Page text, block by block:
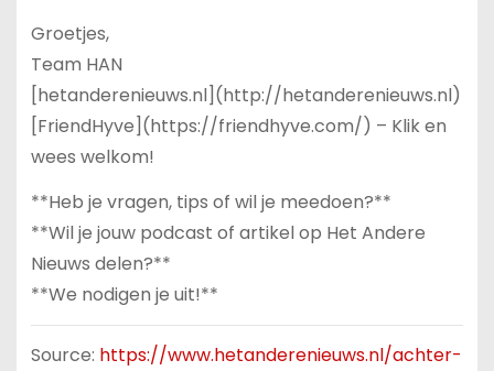
Groetjes,
Team HAN
[hetanderenieuws.nl](http://hetanderenieuws.nl)
[FriendHyve](https://friendhyve.com/) – Klik en
wees welkom!
**Heb je vragen, tips of wil je meedoen?**
**Wil je jouw podcast of artikel op Het Andere
Nieuws delen?**
**We nodigen je uit!**
Source: https://www.hetanderenieuws.nl/achter-